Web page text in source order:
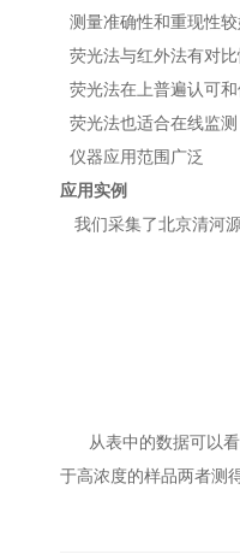
测量准确性和重现性
荧光法与红外法有对
荧光法在上普遍认可
荧光法也适合在线监测
仪器应用范围广泛
应用实例
我们采集了北京清河
从表中的数据可以看
于高浓度的样品两者测